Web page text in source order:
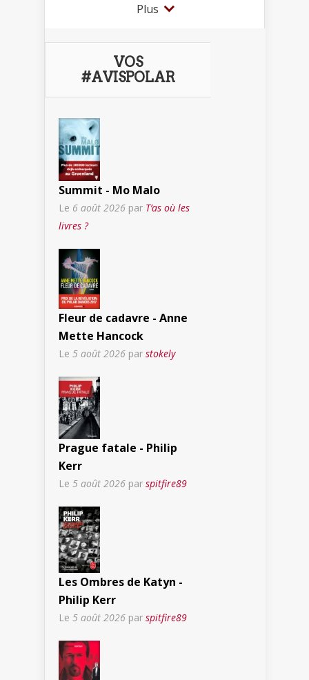
Plus
VOS
#AVISPOLAR
Summit - Mo Malo
Le 6 août 2026 par T’as où les
livres ?
Fleur de cadavre - Anne
Mette Hancock
Le 5 août 2026 par stokely
Prague fatale - Philip
Kerr
Le 5 août 2026 par spitfire89
Les Ombres de Katyn -
Philip Kerr
Le 5 août 2026 par spitfire89